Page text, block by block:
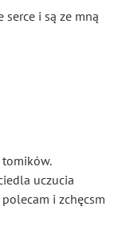
serce i są ze mną
uczucia
i zchęcsm